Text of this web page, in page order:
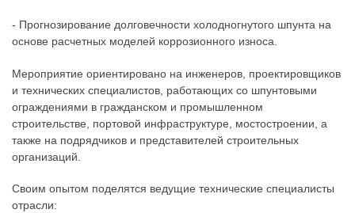
- Прогнозирование долговечности холодногнутого шпунта на
основе расчетных моделей коррозионного износа.
Мероприятие ориентировано на инженеров, проектировщиков
и технических специалистов, работающих со шпунтовыми
ограждениями в гражданском и промышленном
строительстве, портовой инфраструктуре, мостостроении, а
также на подрядчиков и представителей строительных
организаций.
Своим опытом поделятся ведущие технические специалисты
отрасли: